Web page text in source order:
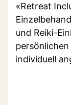
«Retreat
und Reiki-
individuell